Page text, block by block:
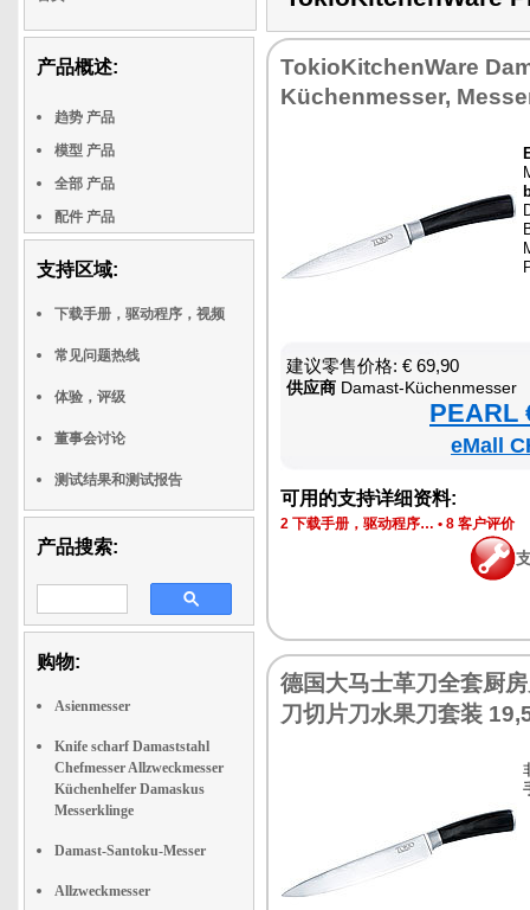
产品概述:
趋势 产品
模型 产品
全部 产品
配件 产品
支持区域:
下载手册，驱动程序，视频
常见问题热线
体验，评级
董事会讨论
测试结果和测试报告
产品搜索:
购物:
Asienmesser
Knife scharf Damaststahl
Chefmesser Allzweckmesser
Küchenhelfer Damaskus
Messerklinge
Damast-Santoku-Messer
Allzweckmesser
TokioKitchenWare
Küchenmesser,
建议零售价格: € 69,90
供应商 Damast-Küchenmesser
PEARL
eMall
可用的支持详细资料:
2 下载手册，驱动程序… • 8 客户评价
德国大马士革刀全套厨
刀切片刀水果刀套装